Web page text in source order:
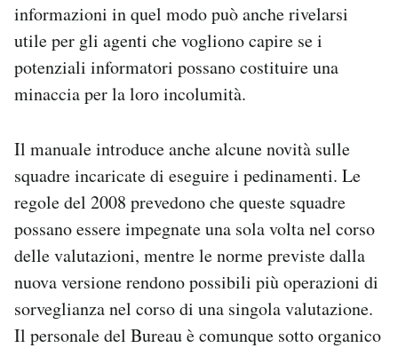
informazioni in quel modo può anche rivelarsi
utile per gli agenti che vogliono capire se i
potenziali informatori possano costituire una
minaccia per la loro incolumità.
Il manuale introduce anche alcune novità sulle
squadre incaricate di eseguire i pedinamenti. Le
regole del 2008 prevedono che queste squadre
possano essere impegnate una sola volta nel corso
delle valutazioni, mentre le norme previste dalla
nuova versione rendono possibili più operazioni di
sorveglianza nel corso di una singola valutazione.
Il personale del Bureau è comunque sotto organico